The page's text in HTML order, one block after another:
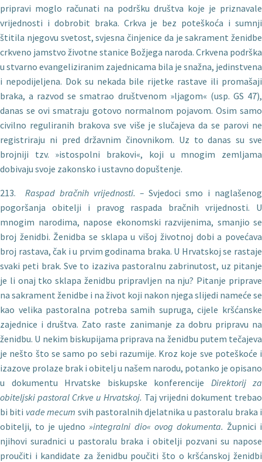
pripravi moglo računati na podršku društva koje je priznavale
vrijednosti i dobrobit braka. Crkva je bez poteškoća i sumnji
štitila njegovu svetost, svjesna činjenice da je sakrament ženidbe
crkveno jamstvo životne stanice Božjega naroda. Crkve­na podrška
u stvarno evangeliziranim zajednicama bila je snažna, jedinstvena
i nepodijeljena. Dok su nekada bile rijetke rastave ili promašaji
braka, a razvod se smatrao društvenom »ljagom« (usp. GS 47),
danas se ovi smatraju gotovo normalnom pojavom. Osim samo
civilno reguliranih brakova sve više je slučajeva da se parovi ne
registriraju ni pred državnim činovnikom. Uz to danas su sve
brojniji tzv. »istospolni brakovi«, koji u mnogim zemljama
dobivaju svoje zakonsko i ustavno dopuštenje.
213. Raspad bračnih vrijednosti. –Svjedoci smo i naglašenog
pogoršanja obitelji i pravog raspada bračnih vrijednosti. U
mnogim narodima, napose ekonomski razvijenima, smanjio se
broj ženidbi. Ženidba se sklapa u višoj životnoj dobi a povećava
broj rastava, čak i u prvim godinama braka. U Hrvatskoj se rastaje
svaki peti brak. Sve to izaziva pastoralnu zabrinutost, uz pitanje
je li onaj tko sklapa ženidbu pripravljen na nju? Pitanje priprave
na sakrament ženidbe i na život koji nakon njega slijedi nameće se
kao velika pastoralna potreba samih supruga, cijele kršćanske
zajednice i društva. Zato raste zanimanje za dobru pripravu na
ženidbu. U nekim biskupijama priprava na ženidbu putem tečajeva
je nešto što se samo po sebi razumije. Kroz koje sve poteškoće i
izazove prolaze brak i obitelj u našem narodu, po­tanko je opisano
u dokumentu Hrvatske biskupske konferencije Direktorij za
obiteljski pastoral Crkve u Hrvatskoj. Taj vrijedni dokument trebao
bi biti vade mecum svih pastoralnih djelatnika u pastoralu braka i
obitelji, to je ujedno»integralni dio« ovog dokumenta. Župnici i
njihovi suradnici u pastoralu braka i obitelji pozvani su napose
proučiti i kandidate za ženidbu poučiti što o kršćanskoj ženidbi